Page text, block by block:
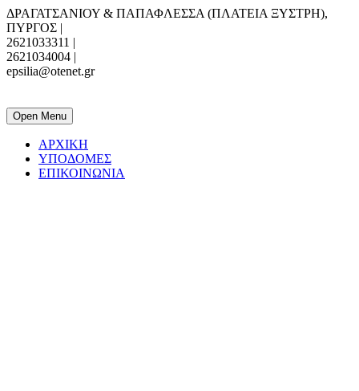
ΔΡΑΓΑΤΣΑΝΙΟΥ & ΠΑΠΑΦΛΕΣΣΑ (ΠΛΑΤΕΙΑ ΞΥΣΤΡΗ),
ΠΥΡΓΟΣ |
2621033311 |
2621034004 |
epsilia@otenet.gr
Open Menu
ΑΡΧΙΚΗ
ΥΠΟΔΟΜΕΣ
ΕΠΙΚΟΙΝΩΝΙΑ